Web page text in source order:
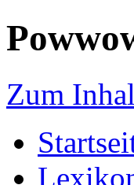
Zum